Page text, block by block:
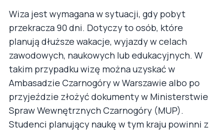
Wiza jest wymagana w sytuacji, gdy pobyt
przekracza 90 dni. Dotyczy to osób, które
planują dłuższe wakacje, wyjazdy w celach
zawodowych, naukowych lub edukacyjnych. W
takim przypadku wizę można uzyskać w
Ambasadzie Czarnogóry w Warszawie albo po
przyjeździe złożyć dokumenty w Ministerstwie
Spraw Wewnętrznych Czarnogóry (MUP).
Studenci planujący naukę w tym kraju powinni z